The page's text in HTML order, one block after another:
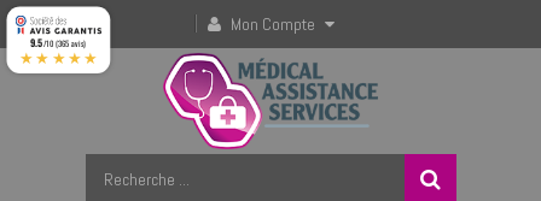
Mon Compte
9.5/10 (365 avis)
★★★★★